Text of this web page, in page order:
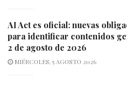
AI Act es oficial: nuevas
para identificar contenidos
2 de agosto de 2026
MIÉRCOLES, 5 AGOSTO 2026